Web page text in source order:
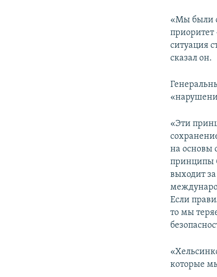
«Мы были
приоритет
ситуация
сказал он.
«Эти
на основы
принципы
выходит
Если
то мы
которые